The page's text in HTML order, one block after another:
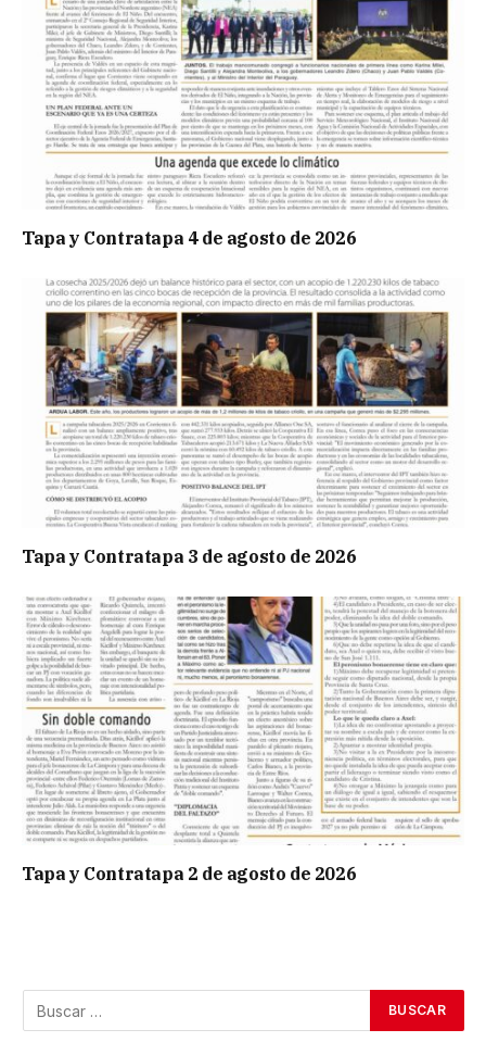
Tapa y Contratapa 4 de agosto de 2026
Tapa y Contratapa 3 de agosto de 2026
Tapa y Contratapa 2 de agosto de 2026